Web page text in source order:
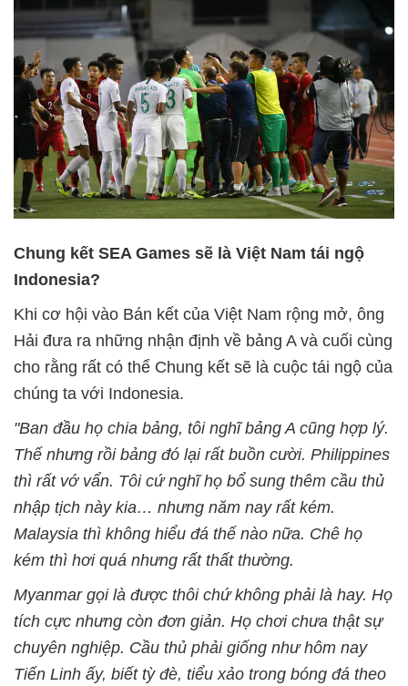
Chung kết SEA Games sẽ là Việt Nam tái ngộ
Indonesia?
Khi cơ hội vào Bán kết của Việt Nam rộng mở, ông
Hải đưa ra những nhận định về bảng A và cuối cùng
cho rằng rất có thể Chung kết sẽ là cuộc tái ngộ của
chúng ta với Indonesia.
"Ban đầu họ chia bảng, tôi nghĩ bảng A cũng hợp lý.
Thế nhưng rồi bảng đó lại rất buồn cười. Philippines
thì rất vớ vẩn. Tôi cứ nghĩ họ bổ sung thêm cầu thủ
nhập tịch này kia… nhưng năm nay rất kém.
Malaysia thì không hiểu đá thế nào nữa. Chê họ
kém thì hơi quá nhưng rất thất thường.
Myanmar gọi là được thôi chứ không phải là hay. Họ
tích cực nhưng còn đơn giản. Họ chơi chưa thật sự
chuyên nghiệp. Cầu thủ phải giống như hôm nay
Tiến Linh ấy, biết tỳ đè, tiểu xảo trong bóng đá theo